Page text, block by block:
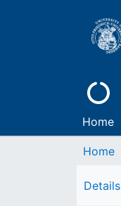
Home
Home
Details